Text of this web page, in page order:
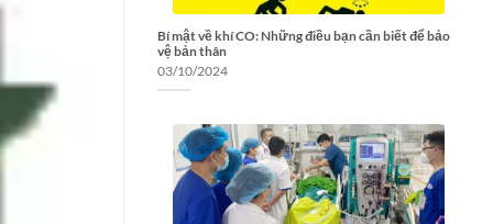
Bí mật về khí CO: Những điều bạn cần biết để bảo
vệ bản thân
03/10/2024